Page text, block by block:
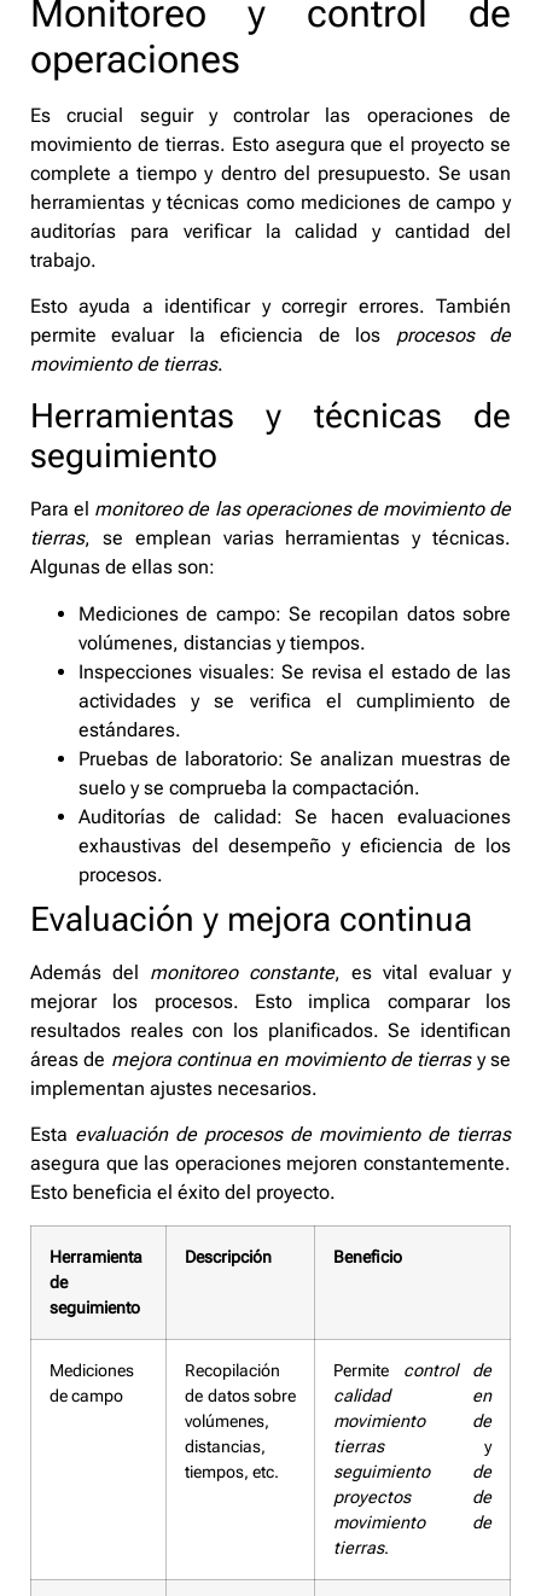
Monitoreo y control de
operaciones
Es crucial seguir y controlar las operaciones de
movimiento de tierras. Esto asegura que el proyecto se
complete a tiempo y dentro del presupuesto. Se usan
herramientas y técnicas como mediciones de campo y
auditorías para verificar la calidad y cantidad del
trabajo.
Esto ayuda a identificar y corregir errores. También
permite evaluar la eficiencia de los procesos de
movimiento de tierras.
Herramientas y técnicas de
seguimiento
Para el monitoreo de las operaciones de movimiento de
tierras, se emplean varias herramientas y técnicas.
Algunas de ellas son:
Mediciones de campo: Se recopilan datos sobre
volúmenes, distancias y tiempos.
Inspecciones visuales: Se revisa el estado de las
actividades y se verifica el cumplimiento de
estándares.
Pruebas de laboratorio: Se analizan muestras de
suelo y se comprueba la compactación.
Auditorías de calidad: Se hacen evaluaciones
exhaustivas del desempeño y eficiencia de los
procesos.
Evaluación y mejora continua
Además del monitoreo constante, es vital evaluar y
mejorar los procesos. Esto implica comparar los
resultados reales con los planificados. Se identifican
áreas de mejora continua en movimiento de tierrasy se
implementan ajustes necesarios.
Esta evaluación de procesos de movimiento de tierras
asegura que las operaciones mejoren constantemente.
Esto beneficia el éxito del proyecto.
Herramienta
de
seguimiento
Descripción Beneficio
Mediciones
de campo
Recopilación
de datos sobre
volúmenes,
distancias,
tiempos, etc.
Permite control de
calidad en
movimiento de
tierrasy
seguimiento de
proyectos de
movimiento de
tierras.